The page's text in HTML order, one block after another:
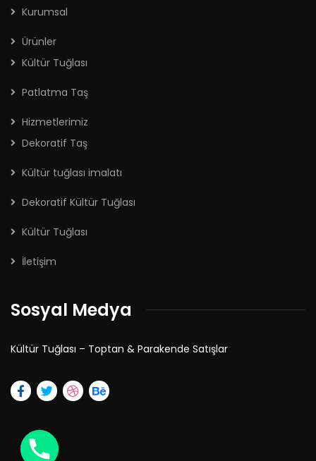
Kurumsal
Ürünler
Kültür Tuğlası
Patlatma Taş
Hizmetlerimiz
Dekoratif Taş
Kültür tuğlası imalatı
Dekoratif Kültür Tuğlası
Kültür Tuğlası
İletişim
Sosyal Medya
Kültür Tuğlası – Toptan & Parakende Satışlar